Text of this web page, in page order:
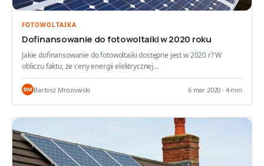
FOTOWOLTAIKA
Dofinansowanie do fotowoltaiki w 2020 roku
Jakie dofinansowanie do fotowoltaiki dostępne jest w 2020 r? W
obliczu faktu, że ceny energii elektrycznej…
BM Bartosz Mrozowski 6 mar 2020 · 4 min